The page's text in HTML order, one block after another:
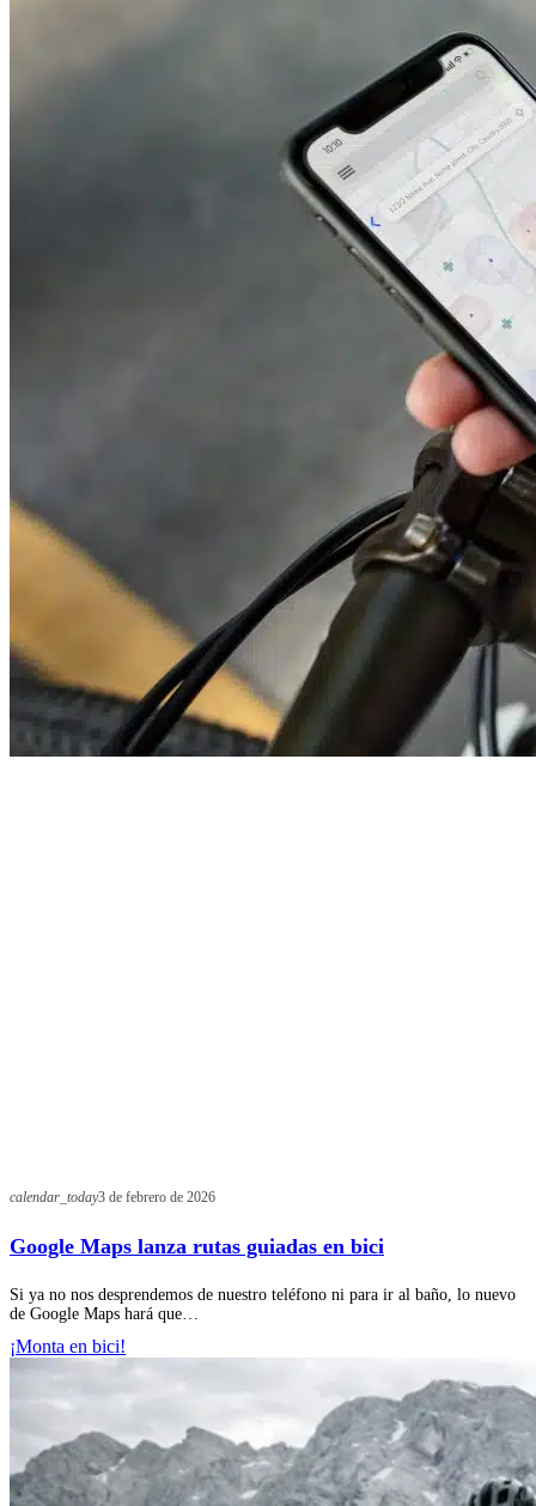
calendar_today3 de febrero de 2026
Google Maps lanza rutas guiadas en bici
Si ya no nos desprendemos de nuestro teléfono ni para ir al baño, lo nuevo
de Google Maps hará que…
¡Monta en bici!